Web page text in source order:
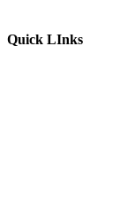
Quick LInks